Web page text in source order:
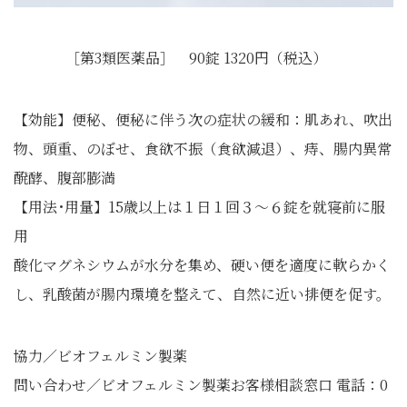
［第3類医薬品］ 90錠 1320円（税込）
【効能】便秘、便秘に伴う次の症状の緩和：肌あれ、吹出
物、頭重、のぼせ、食欲不振（食欲減退）、痔、腸内異常
醗酵、腹部膨満
【用法･用量】15歳以上は１日１回３〜６錠を就寝前に服
用
酸化マグネシウムが水分を集め、硬い便を適度に軟らかく
し、乳酸菌が腸内環境を整えて、自然に近い排便を促す。
協力／ビオフェルミン製薬
問い合わせ／ビオフェルミン製薬お客様相談窓口 電話：0